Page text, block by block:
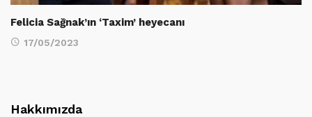
Felicia Sağnak’ın ‘Taxim’ heyecanı
17/05/2023
Hakkımızda